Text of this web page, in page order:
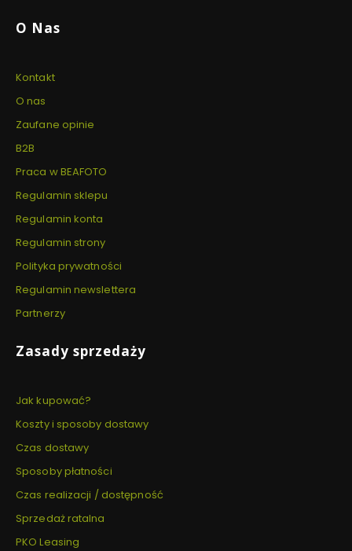
O Nas
Kontakt
O nas
Zaufane opinie
B2B
Praca w BEAFOTO
Regulamin sklepu
Regulamin konta
Regulamin strony
Polityka prywatności
Regulamin newslettera
Partnerzy
Zasady sprzedaży
Jak kupować?
Koszty i sposoby dostawy
Czas dostawy
Sposoby płatności
Czas realizacji / dostępność
Sprzedaż ratalna
PKO Leasing